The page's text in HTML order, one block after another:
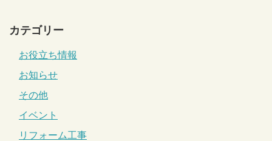
カテゴリー
お役立ち情報
お知らせ
その他
イベント
リフォーム工事